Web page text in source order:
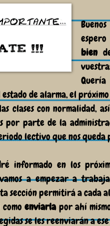
bien
de alarma, el próximo
clases con normalidad,
por parte de la
lectivo que nos
informado en los
a empezar a
sección permitirá a cada
comoenviarlapor ahí
se les reenviarán a